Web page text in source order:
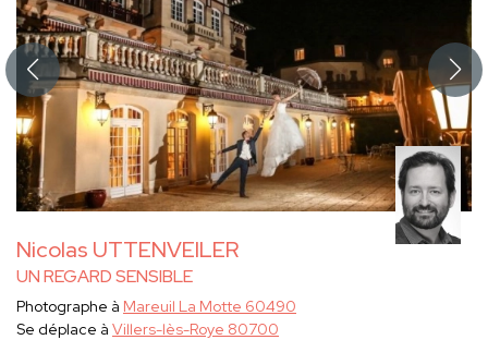
Nicolas UTTENVEILER
UN REGARD SENSIBLE
Photographe à Mareuil La Motte 60490
Se déplace à Villers-lès-Roye 80700